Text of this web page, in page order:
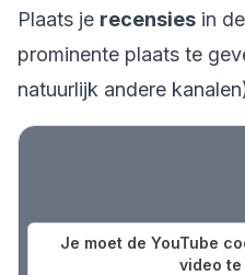
Plaats je recensies in
prominente plaats te
natuurlijk andere
Je moet de YouTube
video